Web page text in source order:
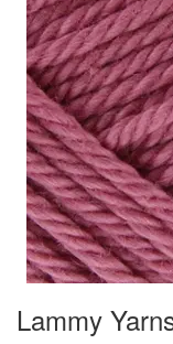
Lammy